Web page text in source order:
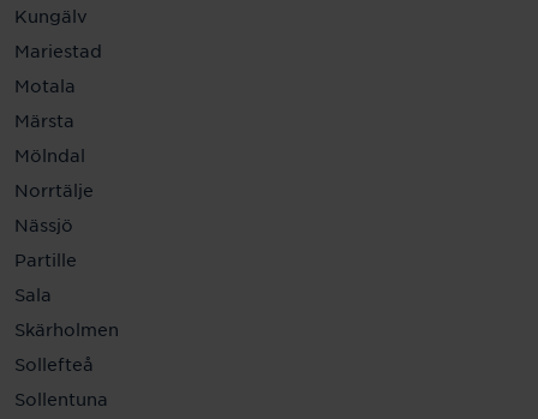
Kungälv
Mariestad
Motala
Märsta
Mölndal
Norrtälje
Nässjö
Partille
Sala
Skärholmen
Sollefteå
Sollentuna